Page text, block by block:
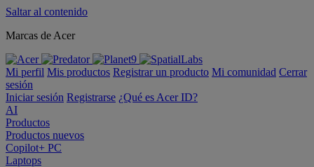
Saltar al contenido
Marcas de Acer
Mi perfil Mis productos Registrar un producto Mi comunidad Cerrar
sesión
Iniciar sesión Registrarse ¿Qué es Acer ID?
AI
Productos
Productos nuevos
Copilot+ PC
Laptops